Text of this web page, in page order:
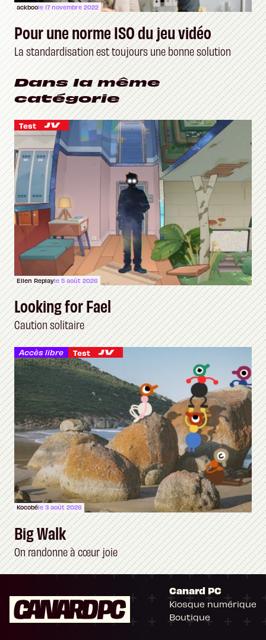
ackboole 17 novembre 2022
Pour une norme ISO du jeu vidéo
La standardisation est toujours une bonne solution
Dans la même
catégorie
Test
Ellen Replayle 5 août 2026
Looking for Fael
Caution solitaire
Accès libre Test
Kocobéle 3 août 2026
Big Walk
On randonne à cœur joie
Canard PC
Kiosque numérique
Boutique